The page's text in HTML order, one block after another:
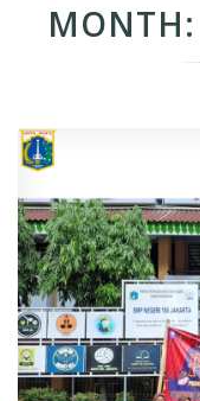
MONTH: